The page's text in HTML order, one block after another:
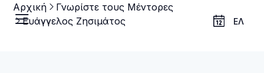
ΕΛ
Αρχική
Γνωρίστε τους Μέντορες
Ευάγγελος Ζησιμάτος